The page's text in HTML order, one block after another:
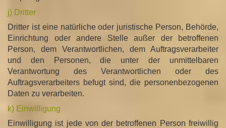
j) Dritter
Dritter ist eine natürliche oder juristische Person, Behörde,
Einrichtung oder andere Stelle außer der betroffenen
Person, dem Verantwortlichen, dem Auftragsverarbeiter
und den Personen, die unter der unmittelbaren
Verantwortung des Verantwortlichen oder des
Auftragsverarbeiters befugt sind, die personenbezogenen
Daten zu verarbeiten.
k) Einwilligung
Einwilligung ist jede von der betroffenen Person freiwillig